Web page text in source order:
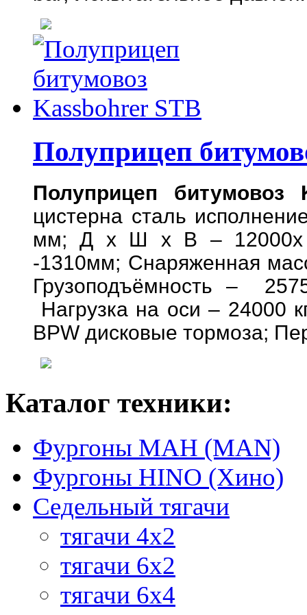
Полуприцеп
Полуприцеп битумовоз
цистерна сталь
мм; Д х Ш х В – 12000х
-1310мм; Снаряженная
Грузоподъёмность –
Нагрузка на оси – 24000
BPW дисковые тормоза;
Каталог техники:
Фургоны МАН (MAN)
Фургоны HINO (Хино)
Седельный тягачи
тягачи 4х2
тягачи 6х2
тягачи 6х4